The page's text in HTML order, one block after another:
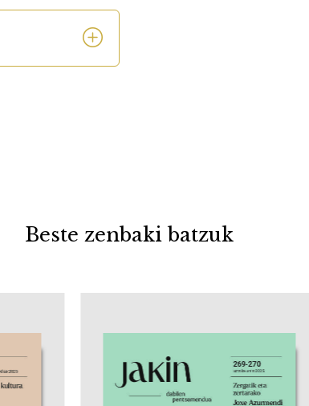
Beste zenbaki batzuk